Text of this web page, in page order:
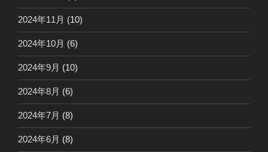
2024年11月 (10)
2024年10月 (6)
2024年9月 (10)
2024年8月 (6)
2024年7月 (8)
2024年6月 (8)